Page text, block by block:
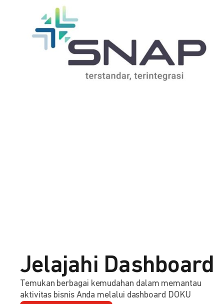
Jelajahi Dashboard
Temukan berbagai kemudahan dalam memantau
aktivitas bisnis Anda melalui dashboard DOKU